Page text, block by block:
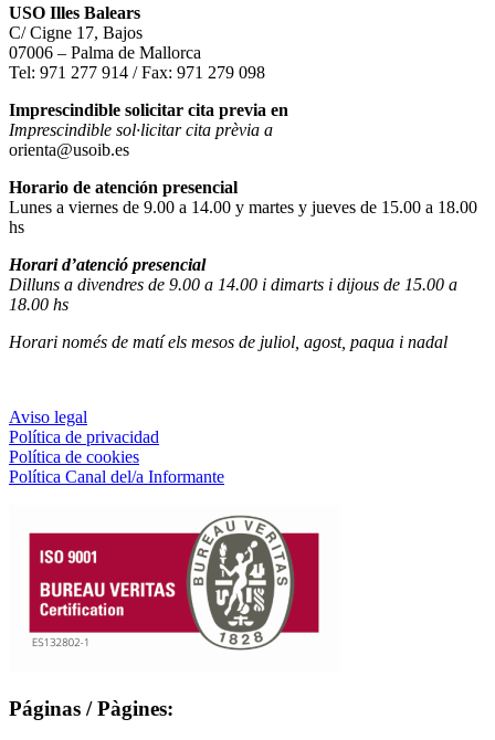
USO Illes Balears
C/ Cigne 17, Bajos
07006 – Palma de Mallorca
Tel: 971 277 914 / Fax: 971 279 098
Imprescindible solicitar cita previa en
Imprescindible sol·licitar cita prèvia a
orienta@usoib.es
Horario de atención presencial
Lunes a viernes de 9.00 a 14.00 y martes y jueves de 15.00 a 18.00
hs
Horari d’atenció presencial
Dilluns a divendres de 9.00 a 14.00 i dimarts i dijous de 15.00 a
18.00 hs
Horari només de matí els mesos de juliol, agost, paqua i nadal
Aviso legal
Política de privacidad
Política de cookies
Política Canal del/a Informante
Páginas / Pàgines: